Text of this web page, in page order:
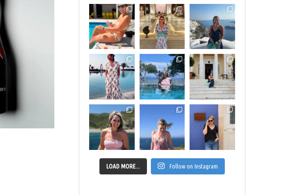
LOAD MORE... Follow on Instagram